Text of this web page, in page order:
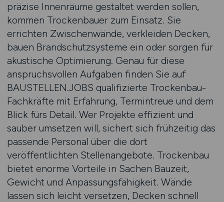
präzise Innenräume gestaltet werden sollen,
kommen Trockenbauer zum Einsatz. Sie
errichten Zwischenwände, verkleiden Decken,
bauen Brandschutzsysteme ein oder sorgen für
akustische Optimierung. Genau für diese
anspruchsvollen Aufgaben finden Sie auf
BAUSTELLEN.JOBS qualifizierte Trockenbau-
Fachkräfte mit Erfahrung, Termintreue und dem
Blick fürs Detail. Wer Projekte effizient und
sauber umsetzen will, sichert sich frühzeitig das
passende Personal über die dort
veröffentlichten Stellenangebote. Trockenbau
bietet enorme Vorteile in Sachen Bauzeit,
Gewicht und Anpassungsfähigkeit. Wände
lassen sich leicht versetzen, Decken schnell